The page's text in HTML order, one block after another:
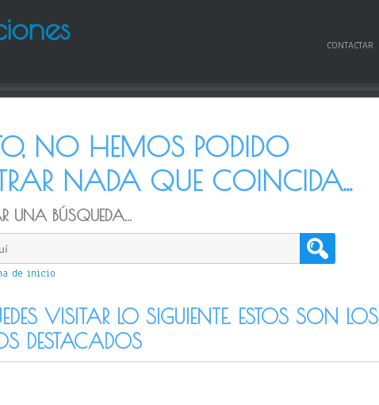
CONTACTAR
NO HEMOS PODIDO
NADA QUE COINCIDA...
UNA BÚSQUEDA...
de inicio
VISITAR LO SIGUIENTE. ESTOS SON LOS
DESTACADOS